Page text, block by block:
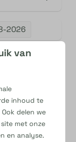
2026
—
—
van
inhoud te
delen we
met onze
en analyse.